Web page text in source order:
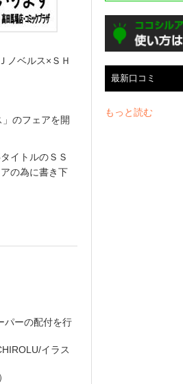
ノベルス×ＳＨ
のフェアを開
イトルのＳＳ
の為に書き下
パーの配付を行
イラス
最新口コミ
もっと読む